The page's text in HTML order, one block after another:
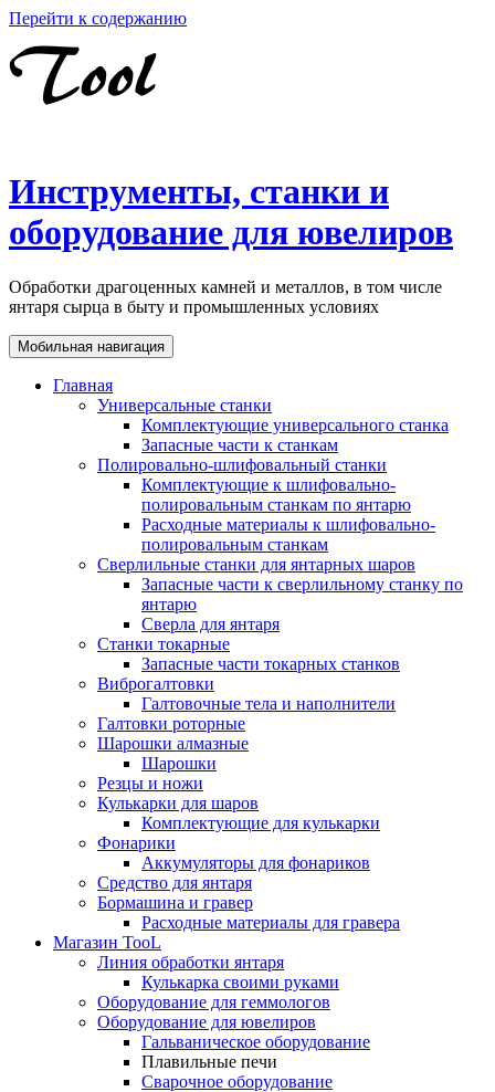
Перейти к содержанию
Инструменты, станки и
оборудование для ювелиров
Обработки драгоценных камней и металлов, в том числе
янтаря сырца в быту и промышленных условиях
Мобильная навигация
Главная
Универсальные станки
Комплектующие универсального станка
Запасные части к станкам
Полировально-шлифовальный станки
Комплектующие к шлифовально-
полировальным станкам по янтарю
Расходные материалы к шлифовально-
полировальным станкам
Сверлильные станки для янтарных шаров
Запасные части к сверлильному станку по
янтарю
Сверла для янтаря
Станки токарные
Запасные части токарных станков
Виброгалтовки
Галтовочные тела и наполнители
Галтовки роторные
Шарошки алмазные
Шарошки
Резцы и ножи
Кулькарки для шаров
Комплектующие для кулькарки
Фонарики
Аккумуляторы для фонариков
Средство для янтаря
Бормашина и гравер
Расходные материалы для гравера
Магазин TooL
Линия обработки янтаря
Кулькарка своими руками
Оборудование для геммологов
Оборудование для ювелиров
Гальваническое оборудование
Плавильные печи
Сварочное оборудование